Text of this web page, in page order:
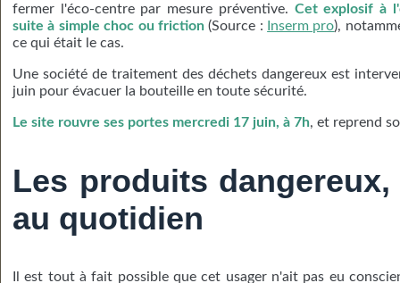
fermer l'éco-centre par mesure préventive. Cet explosif à
suite à simple choc ou friction(Source : Inserm pro),
ce qui était le cas.
Une société de traitement des déchets dangereux est
juin pour évacuer la bouteille en toute sécurité.
Le site rouvre ses portes mercredi 17 juin, à 7h, et reprend
Les produits
au quotidien
Il est tout à fait possible que cet usager n'ait pas eu